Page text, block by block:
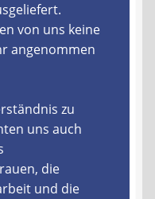
von uns keine
angenommen
zu
uns auch
die
und die